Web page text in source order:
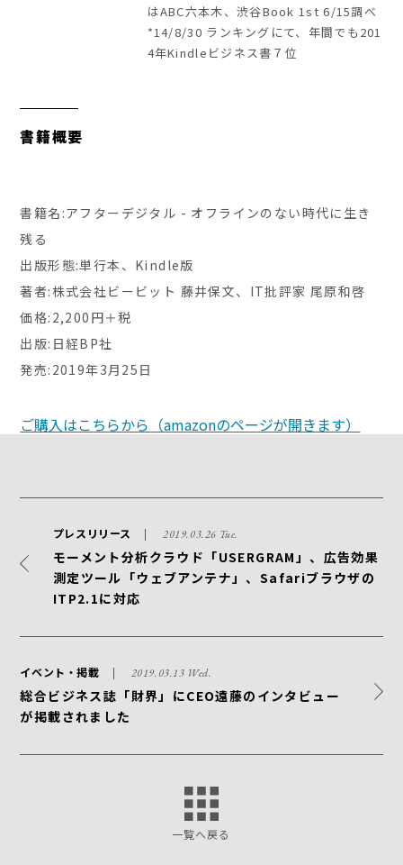
はABC六本木、渋谷Book 1st 6/15調べ
*14/8/30 ランキングにて、年間でも201
4年Kindleビジネス書７位
書籍概要
書籍名:アフターデジタル - オフラインのない時代に生き
残る
出版形態:単行本、Kindle版
著者:株式会社ビービット 藤井保文、IT批評家 尾原和啓
価格:2,200円＋税
出版:日経BP社
発売:2019年3月25日
ご購入はこちらから（amazonのページが開きます）
プレスリリース 2019.03.26 Tue.
モーメント分析クラウド「USERGRAM」、広告効果
測定ツール「ウェブアンテナ」、Safariブラウザの
ITP2.1に対応
イベント・掲載 2019.03.13 Wed.
総合ビジネス誌「財界」にCEO遠藤のインタビュー
が掲載されました
一覧へ戻る